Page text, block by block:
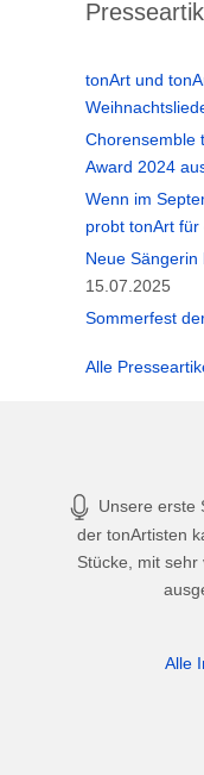
tonArt und
Chorensemble
Award 2024
Wenn im
probt tonArt
Neue
15.07.2025
Sommerfest
Alle
Unsere erste
der tonArtisten
Stücke, mit
Alle